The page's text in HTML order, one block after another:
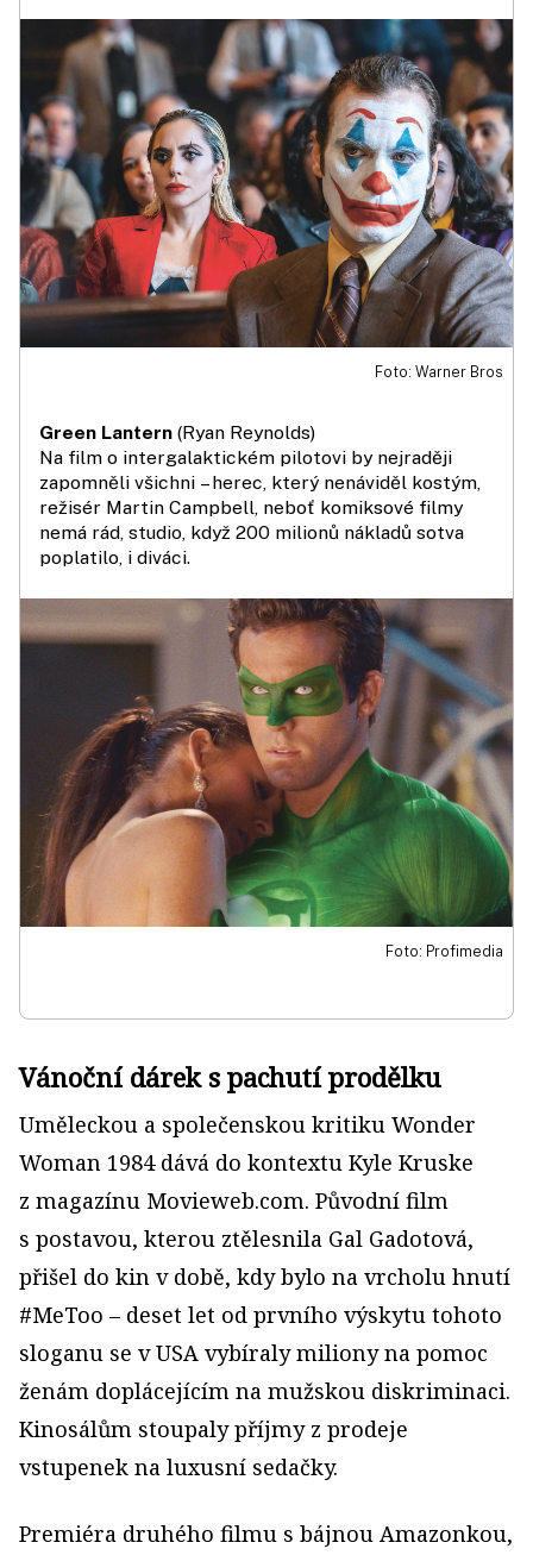
Foto: Warner Bros
Green Lantern (Ryan Reynolds)
Na film o intergalaktickém pilotovi by nejraději
zapomněli všichni – herec, který nenáviděl kostým,
režisér Martin Campbell, neboť komiksové filmy
nemá rád, studio, když 200 milionů nákladů sotva
poplatilo, i diváci.
Foto: Profimedia
Vánoční dárek s pachutí prodělku
Uměleckou a společenskou kritiku Wonder
Woman 1984 dává do kontextu Kyle Kruske
z magazínu Movieweb.com. Původní film
s postavou, kterou ztělesnila Gal Gadotová,
přišel do kin v době, kdy bylo na vrcholu hnutí
#MeToo – deset let od prvního výskytu tohoto
sloganu se v USA vybíraly miliony na pomoc
ženám doplácejícím na mužskou diskriminaci.
Kinosálům stoupaly příjmy z prodeje
vstupenek na luxusní sedačky.
Premiéra druhého filmu s bájnou Amazonkou,